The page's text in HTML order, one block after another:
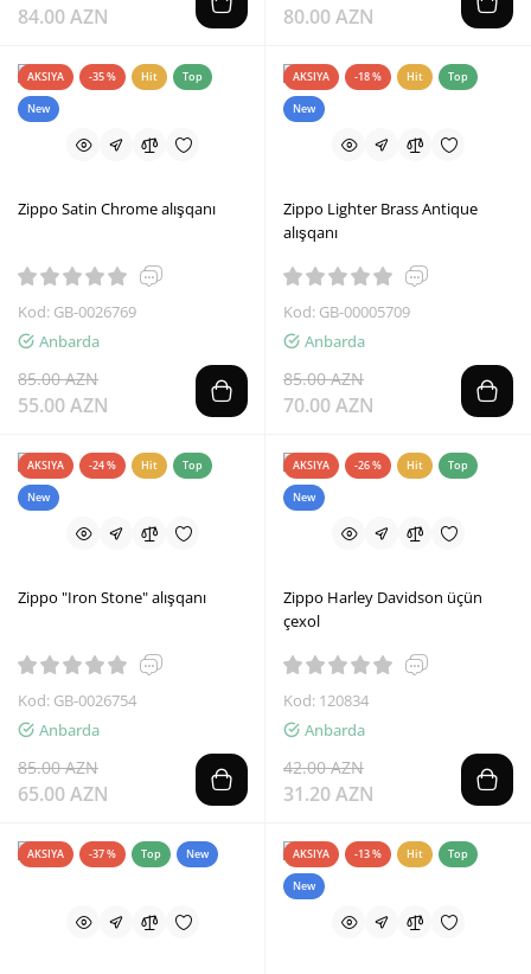
84.00 AZN 80.00 AZN
AKSIYA -35 % Hit Top
New
Zippo Satin Chrome alışqanı
Kod: GB-0026769
Anbarda
85.00 AZN
55.00 AZN
AKSIYA -18 % Hit Top
New
Zippo Lighter Brass Antique
alışqanı
Kod: GB-00005709
Anbarda
85.00 AZN
70.00 AZN
AKSIYA -24 % Hit Top
New
Zippo "Iron Stone" alışqanı
Kod: GB-0026754
Anbarda
85.00 AZN
65.00 AZN
AKSIYA -26 % Hit Top
New
Zippo Harley Davidson üçün
çexol
Kod: 120834
Anbarda
42.00 AZN
31.20 AZN
AKSIYA -37 % Top New AKSIYA -13 % Hit Top
New